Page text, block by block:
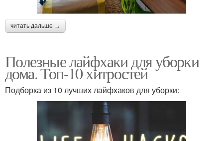
читать дальше →
Полезные лайфхаки для уборки
дома. Топ-10 хитростей
Подборка из 10 лучших лайфхаков для уборки: